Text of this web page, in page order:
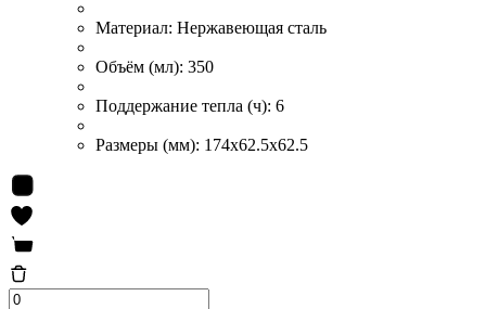
Материал: Нержавеющая сталь
Объём (мл): 350
Поддержание тепла (ч): 6
Размеры (мм): 174x62.5x62.5